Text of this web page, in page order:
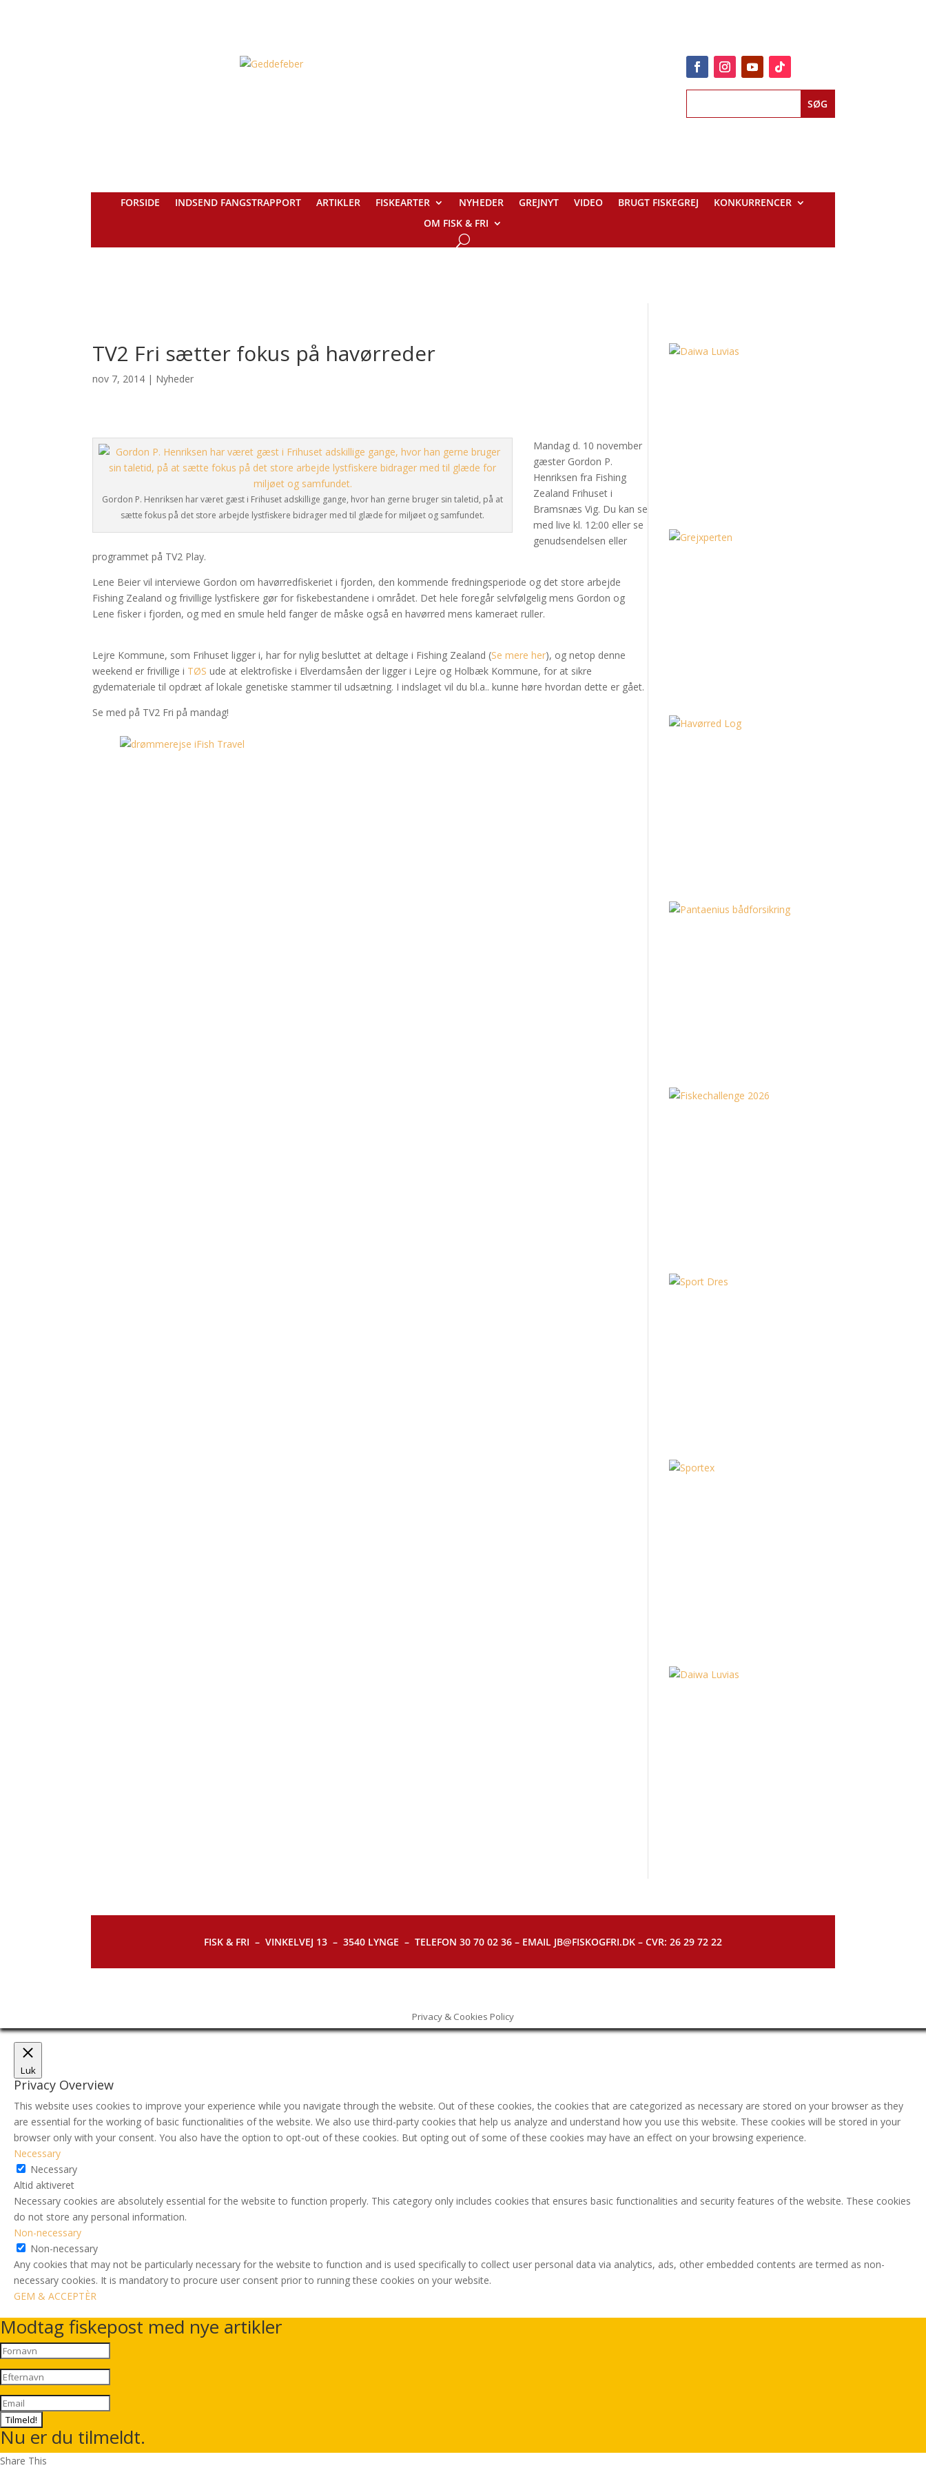
FORSIDE INDSEND FANGSTRAPPORT ARTIKLER FISKEARTER NYHEDER GREJNYT VIDEO BRUGT FISKEGREJ
KONKURRENCER
OM FISK & FRI
TV2 Fri sætter fokus på havørreder
nov 7, 2014 | Nyheder
Gordon P. Henriksen har været gæst i Frihuset adskillige gange, hvor han gerne bruger sin taletid, på at
sætte fokus på det store arbejde lystfiskere bidrager med til glæde for miljøet og samfundet.
Mandag d. 10 november
gæster Gordon P.
Henriksen fra Fishing
Zealand Frihuset i
Bramsnæs Vig. Du kan se
med live kl. 12:00 eller se
genudsendelsen eller
programmet på TV2 Play.
Lene Beier vil interviewe Gordon om havørredfiskeriet i fjorden, den kommende fredningsperiode og det store arbejde
Fishing Zealand og frivillige lystfiskere gør for fiskebestandene i området. Det hele foregår selvfølgelig mens Gordon og
Lene fisker i fjorden, og med en smule held fanger de måske også en havørred mens kameraet ruller.
Lejre Kommune, som Frihuset ligger i, har for nylig besluttet at deltage i Fishing Zealand (Se mere her), og netop denne
weekend er frivillige i TØS ude at elektrofiske i Elverdamsåen der ligger i Lejre og Holbæk Kommune, for at sikre
gydemateriale til opdræt af lokale genetiske stammer til udsætning. I indslaget vil du bl.a.. kunne høre hvordan dette er gået.
Se med på TV2 Fri på mandag!
FISK & FRI – VINKELVEJ 13 – 3540 LYNGE – TELEFON 30 70 02 36 – EMAIL JB@FISKOGFRI.DK – CVR: 26 29 72 22
Privacy & Cookies Policy
Luk
Privacy Overview
This website uses cookies to improve your experience while you navigate through the website. Out of these cookies, the cookies that are categorized as necessary are stored on your browser as they
are essential for the working of basic functionalities of the website. We also use third-party cookies that help us analyze and understand how you use this website. These cookies will be stored in your
browser only with your consent. You also have the option to opt-out of these cookies. But opting out of some of these cookies may have an effect on your browsing experience.
Necessary
Necessary
Altid aktiveret
Necessary cookies are absolutely essential for the website to function properly. This category only includes cookies that ensures basic functionalities and security features of the website. These cookies
do not store any personal information.
Non-necessary
Non-necessary
Any cookies that may not be particularly necessary for the website to function and is used specifically to collect user personal data via analytics, ads, other embedded contents are termed as non-
necessary cookies. It is mandatory to procure user consent prior to running these cookies on your website.
GEM & ACCEPTÈR
Modtag fiskepost med nye artikler
Tilmeld!
Nu er du tilmeldt.
Share This